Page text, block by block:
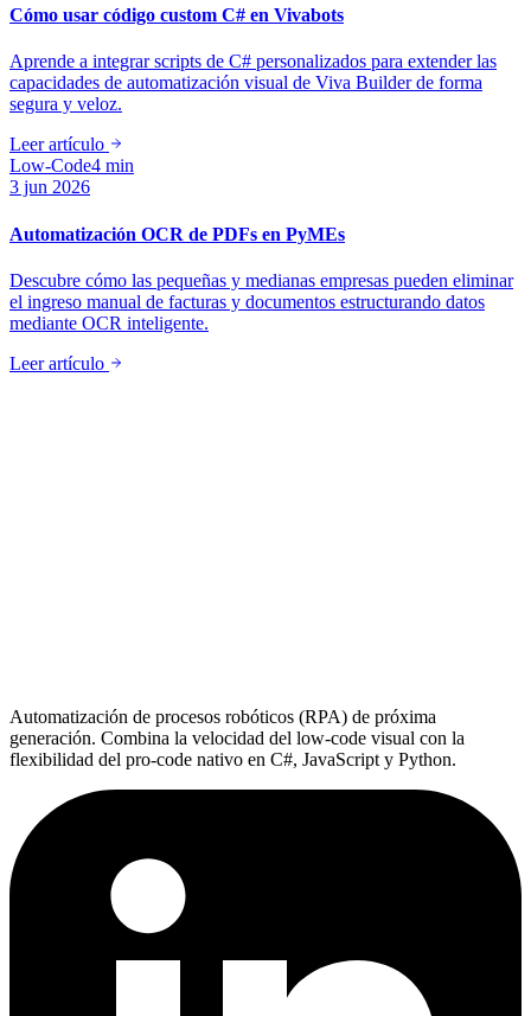
Cómo usar código custom C# en Vivabots
Aprende a integrar scripts de C# personalizados para extender las
capacidades de automatización visual de Viva Builder de forma
segura y veloz.
Leer artículo
Low-Code4 min
3 jun 2026
Automatización OCR de PDFs en PyMEs
Descubre cómo las pequeñas y medianas empresas pueden eliminar
el ingreso manual de facturas y documentos estructurando datos
mediante OCR inteligente.
Leer artículo
Automatización de procesos robóticos (RPA) de próxima
generación. Combina la velocidad del low-code visual con la
flexibilidad del pro-code nativo en C#, JavaScript y Python.